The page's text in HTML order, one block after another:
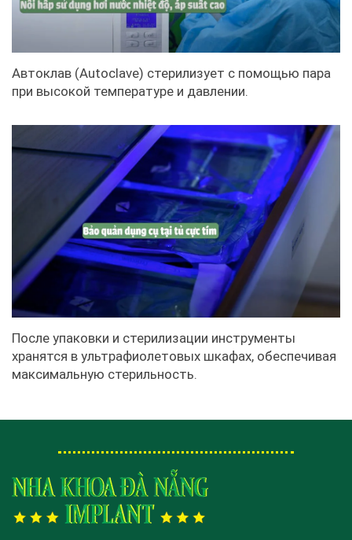
Автоклав (Autoclave) стерилизует с помощью пара
при высокой температуре и давлении.
После упаковки и стерилизации инструменты
хранятся в ультрафиолетовых шкафах, обеспечивая
максимальную стерильность.